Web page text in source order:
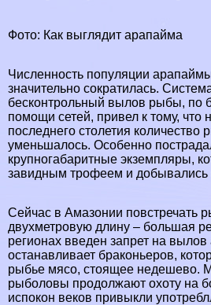
Фото: Как выглядит арапайма
Численность популяции
значительно сократилась.
бесконтрольный вылов рыбы, по
помощи сетей, привел к тому, что
последнего столетия количество
уменьшалось. Особенно
крупногабаритные экземпляры,
завидным трофеем и
Сейчас в Амaзoнии
двухметровую длину – большая
регионах введен запрет на
останавливает бpaконьеров,
рыбье мясо, стоящее недешево.
рыболовы продолжают охоту на
испокон веков привыкли